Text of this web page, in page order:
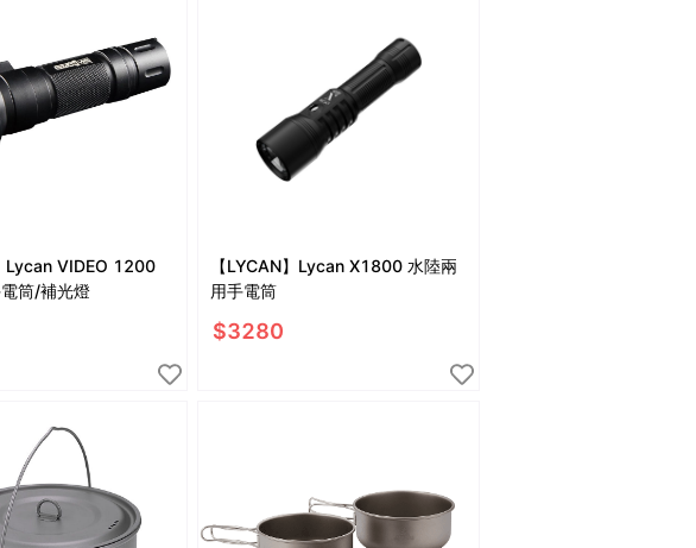
Lycan VIDEO 1200
筒/補光燈
【LYCAN】Lycan X1800 水陸兩
用手電筒
$3280